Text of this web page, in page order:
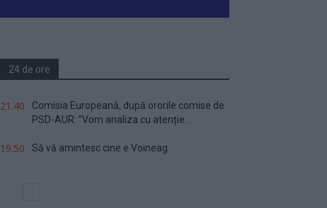
24 de ore
21.40
Comisia Europeană, după ororile comise de
PSD-AUR: ”Vom analiza cu atenție...
19.50 Să vă amintesc cine e Voineag